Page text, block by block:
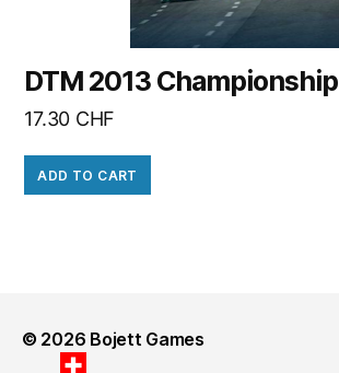
DTM 2013 Championship
17.30 CHF
ADD TO CART
© 2026 Bojett Games